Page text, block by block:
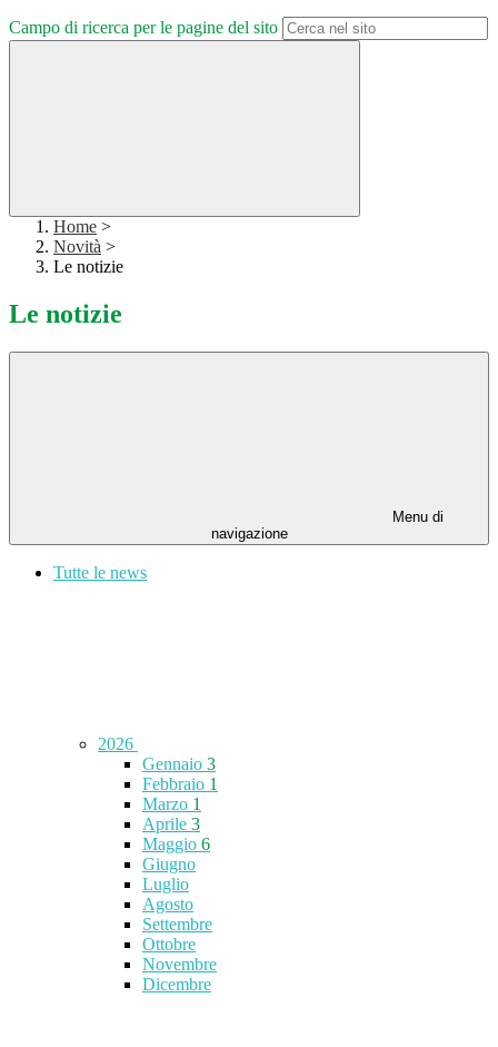
Campo di ricerca per le pagine del sito
Home >
Novità >
Le notizie
Le notizie
Menu di
navigazione
Tutte le news
2026
Gennaio 3
Febbraio 1
Marzo 1
Aprile 3
Maggio 6
Giugno
Luglio
Agosto
Settembre
Ottobre
Novembre
Dicembre